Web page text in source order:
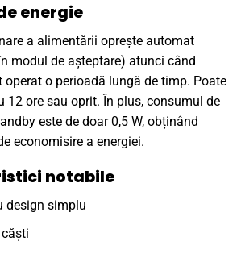
energie
a alimentării oprește automat
modul de așteptare) atunci când
operat o perioadă lungă de timp. Poate
12 ore sau oprit. În plus, consumul de
este de doar 0,5 W, obținând
economisire a energiei.
notabile
design simplu